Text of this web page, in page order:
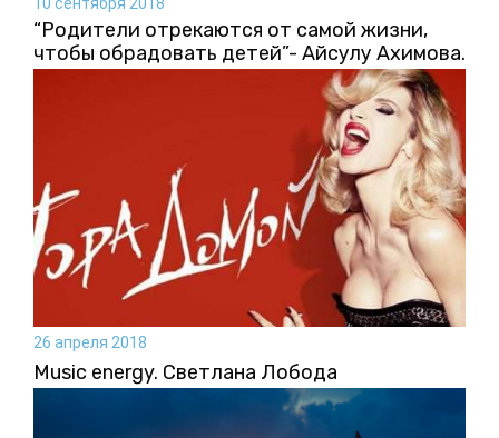
“Родители отрекаются от самой жизни,
чтобы обрадовать детей”- Айсулу Ахимова.
26 апреля 2018
Music energy. Светлана Лобода